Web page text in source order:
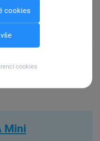
cookies
cookies
Mini